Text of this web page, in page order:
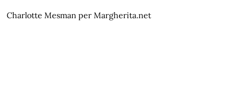
Charlotte Mesman per Margherita.net